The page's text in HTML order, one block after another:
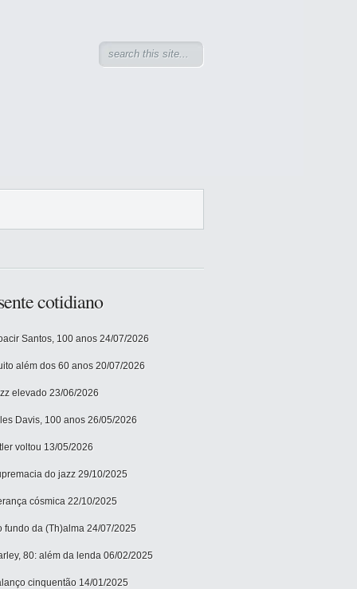
cotidiano
Santos, 100 anos 24/07/2026
além dos 60 anos 20/07/2026
elevado 23/06/2026
Davis, 100 anos 26/05/2026
voltou 13/05/2026
do jazz 29/10/2025
cósmica 22/10/2025
fundo da (Th)alma 24/07/2025
80: além da lenda 06/02/2025
cinquentão 14/01/2025